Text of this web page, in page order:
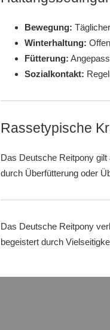
Bewegung:
Winterhaltung:
Fütterung:
Sozialkontakt:
Rassetypische
Das Deutsche Reitpony
durch Überfütterung oder
Das Deutsche Reitpony
begeistert durch